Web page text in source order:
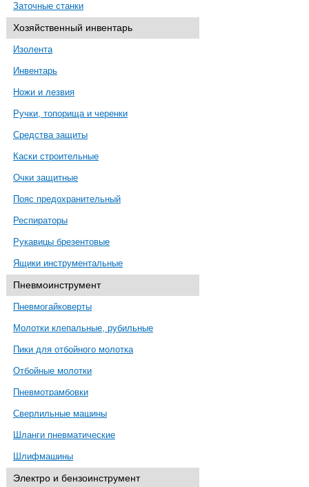
Заточные станки
Хозяйственный инвентарь
Изолента
Инвентарь
Ножи и лезвия
Ручки, топорища и черенки
Средства защиты
Каски строительные
Очки защитные
Пояс предохранительный
Респираторы
Рукавицы брезентовые
Ящики инструментальные
Пневмоинструмент
Пневмогайковерты
Молотки клепальные, рубильные
Пики для отбойного молотка
Отбойные молотки
Пневмотрамбовки
Сверлильные машины
Шланги пневматические
Шлифмашины
Электро и бензоинструмент